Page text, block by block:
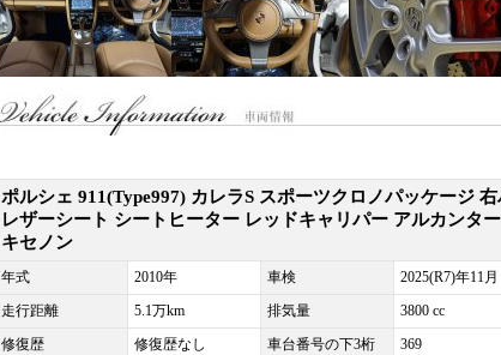
ポルシェ 911(Type997) カレラS スポーツクロノパッケージ
レザーシート シートヒーター レッドキャリパー アルカンタ
キセノン
年式 2010年 車検 2025(R7)年11月
走行距離
5.1万km 排気量 3800 cc
修復歴
修復歴なし 車台番号の下3桁 369